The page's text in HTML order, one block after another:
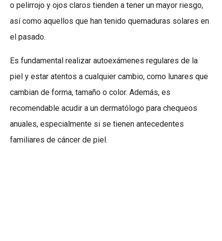
o pelirrojo y ojos claros tienden a tener un mayor riesgo,
así como aquellos que han tenido quemaduras solares en
el pasado.
Es fundamental realizar autoexámenes regulares de la
piel y estar atentos a cualquier cambio, como lunares que
cambian de forma, tamaño o color. Además, es
recomendable acudir a un dermatólogo para chequeos
anuales, especialmente si se tienen antecedentes
familiares de cáncer de piel.